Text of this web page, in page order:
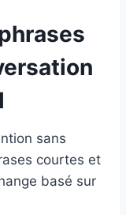
sans
courtes et
basé sur